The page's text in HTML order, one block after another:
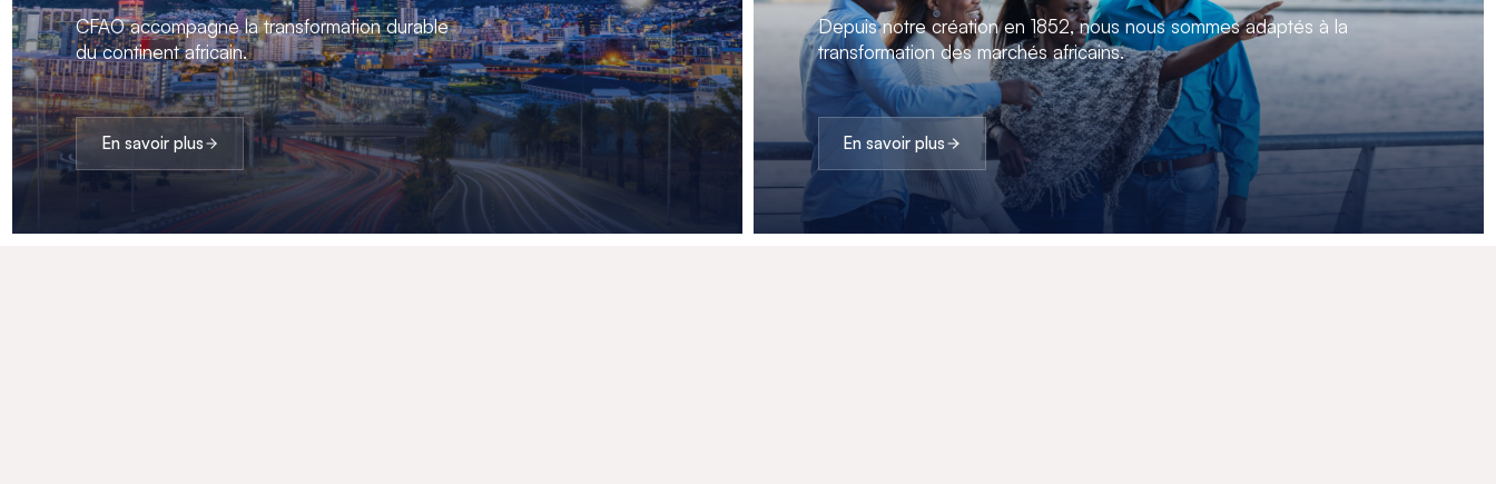
CFAO accompagne la transformation durable
du continent africain.
En savoir plus
Depuis notre création en 1852, nous nous sommes adaptés à la
transformation des marchés africains.
En savoir plus